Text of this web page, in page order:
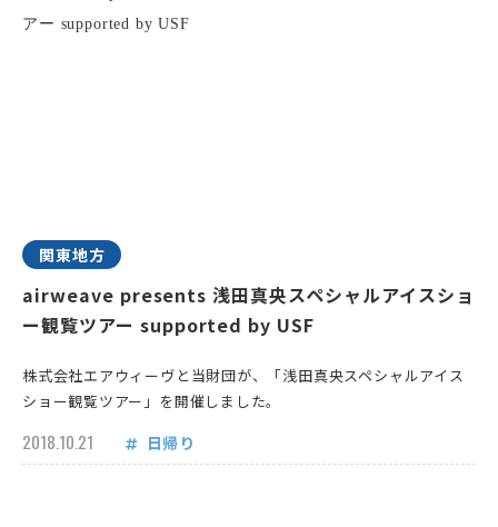
関東地方
airweave presents 浅田真央スペシャルアイスショ
ー観覧ツアー supported by USF
株式会社エアウィーヴと当財団が、「浅田真央スペシャルアイス
ショー観覧ツアー」を開催しました。
2018.10.21 日帰り